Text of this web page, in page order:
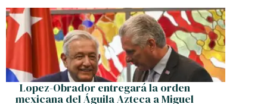
Lopez-Obrador entregará la orden
mexicana del Águila Azteca a Miguel